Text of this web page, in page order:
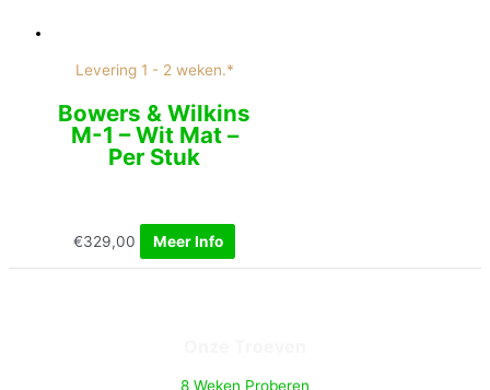
Levering 1 - 2 weken.*
Bowers & Wilkins
M-1 – Wit Mat –
Per Stuk
€329,00 Meer Info
8 Weken Proberen